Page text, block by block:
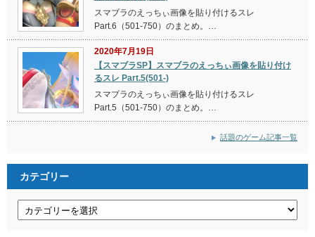
スマブラのえっちぃ画像を貼り付けるスレ
Part.6（501-750）のまとめ。…
2020年7月19日
【スマブラSP】スマブラのえっちぃ画像を貼り付け
るスレ Part.5(501-)
スマブラのえっちぃ画像を貼り付けるスレ
Part.5（501-750）のまとめ。…
話題のゲーム記事一覧
カテゴリー